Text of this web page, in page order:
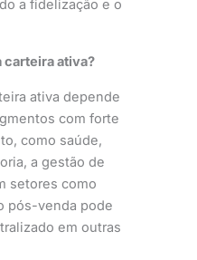
a fidelização e o
carteira ativa?
ativa depende
com forte
como saúde,
a gestão de
setores como
pós-venda pode
em outras